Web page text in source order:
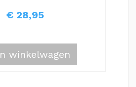
€ 28,95
winkelwagen